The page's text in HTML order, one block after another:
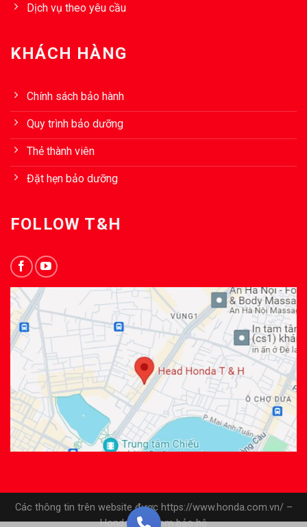
Dịch vụ theo yêu cầu
KHÁCH HÀNG
Chính sách bảo hành
Quy trình bảo dưỡng
Thẻ thành viên
Đặt hẹn bảo dưỡng
FOLLOW T&H
Các thông tin trên website được https://www.honda.com.vn/ –
Honda Việt Nam bảo hộ